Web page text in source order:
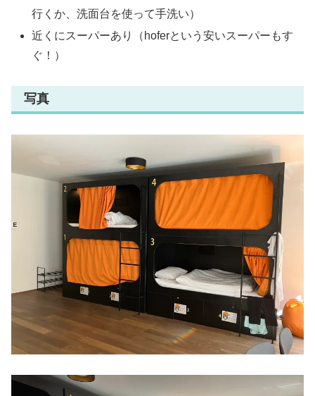
行くか、洗面台を使って手洗い）
近くにスーパーあり（hoferという安いスーパーもす
ぐ！）
写真